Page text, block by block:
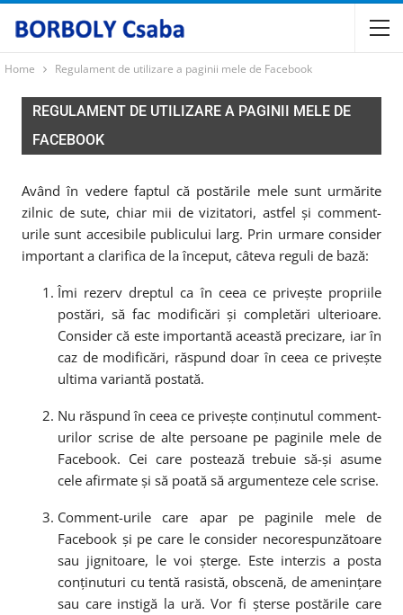
Home Regulament de utilizare a paginii mele de Facebook
REGULAMENT DE UTILIZARE A PAGINII MELE DE
FACEBOOK
Având în vedere faptul că postările mele sunt urmărite
zilnic de sute, chiar mii de vizitatori, astfel și comment-
urile sunt accesibile publicului larg. Prin urmare consider
important a clarifica de la început, câteva reguli de bază:
Îmi rezerv dreptul ca în ceea ce privește propriile
postări, să fac modificări și completări ulterioare.
Consider că este importantă această precizare, iar în
caz de modificări, răspund doar în ceea ce privește
ultima variantă postată.
Nu răspund în ceea ce privește conținutul comment-
urilor scrise de alte persoane pe paginile mele de
Facebook. Cei care postează trebuie să-și asume
cele afirmate și să poată să argumenteze cele scrise.
Comment-urile care apar pe paginile mele de
Facebook și pe care le consider necorespunzătoare
sau jignitoare, le voi șterge. Este interzis a posta
conținuturi cu tentă rasistă, obscenă, de amenințare
sau care instigă la ură. Vor fi șterse postările care